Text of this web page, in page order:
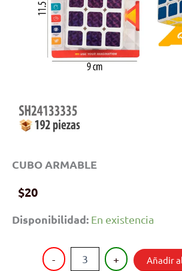
CUBO ARMABLE
$20
Disponibilidad: En existencia
-
CUBO
ARMABLE
+ Añadir